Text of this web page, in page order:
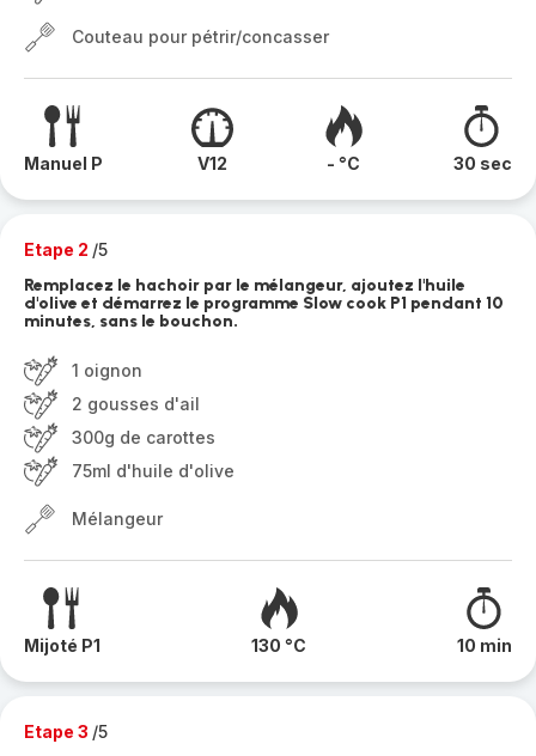
Couteau pour pétrir/concasser
Manuel P V12 - °C 30 sec
Etape 2 /5
Remplacez le hachoir par le mélangeur, ajoutez l'huile
d'olive et démarrez le programme Slow cook P1 pendant 10
minutes, sans le bouchon.
1 oignon
2 gousses d'ail
300g de carottes
75ml d'huile d'olive
Mélangeur
Mijoté P1 130 °C 10 min
Etape 3 /5